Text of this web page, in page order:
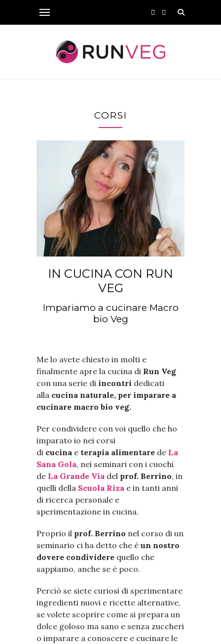
CORSI
IN CUCINA CON RUN
VEG
Impariamo a cucinare Macro
bio Veg
Me lo avete chiesto in molti e
finalmente apre la cucina di Run Veg
con una serie di incontri dedicati
alla cucina naturale, per imparare a
cucinare macro bio veg.
Per condividere con voi quello che ho
imparato io nei corsi
di cucina e terapia alimentare de La
Sana Gola, nei seminari con i cuochi
de La Grande Via del prof. Berrino, in
quelli della Scuola Riza e in tanti anni
di ricerca personale e
sperimentazione in cucina.
Proprio il prof. Berrino nel corso di un
seminario ci ha detto che è un nostro
dovere condividere quello che
sappiamo, anche se è poco.
Perciò se siete curiosi di sperimentare
ingredienti nuovi e ricette alternative,
se volete scoprire come si prepara un
dolce goloso ma sano e senza zuccheri
o imparare a conoscere e cucinare le